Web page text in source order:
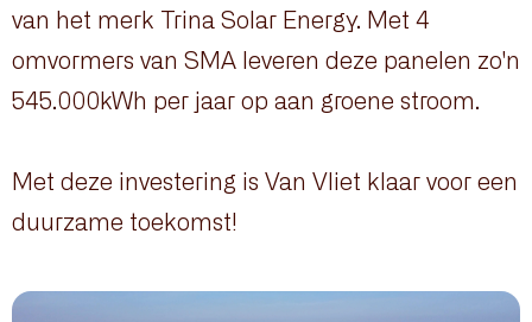
van het merk Trina Solar Energy. Met 4
omvormers van SMA leveren deze panelen zo'n
545.000kWh per jaar op aan groene stroom.
Met deze investering is Van Vliet klaar voor een
duurzame toekomst!